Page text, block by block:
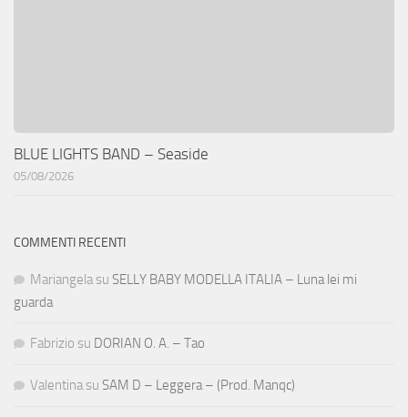
BLUE LIGHTS BAND – Seaside
05/08/2026
COMMENTI RECENTI
Mariangela su SELLY BABY MODELLA ITALIA – Luna lei mi
guarda
Fabrizio su DORIAN O. A. – Tao
Valentina su SAM D – Leggera – (Prod. Manqc)